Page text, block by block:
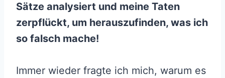
Sätze analysiert und meine Taten
zerpflückt, um herauszufinden, was ich
so falsch mache!
Immer wieder fragte ich mich, warum es